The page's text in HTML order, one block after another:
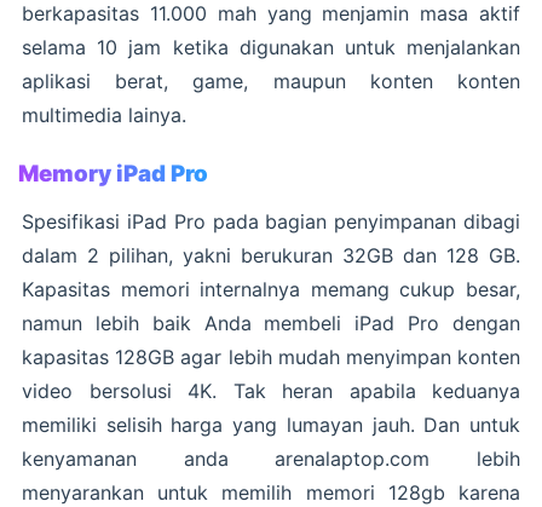
berkapasitas 11.000 mah yang menjamin masa aktif
selama 10 jam ketika digunakan untuk menjalankan
aplikasi berat, game, maupun konten konten
multimedia lainya.
Memory iPad Pro
Spesifikasi iPad Pro pada bagian penyimpanan dibagi
dalam 2 pilihan, yakni berukuran 32GB dan 128 GB.
Kapasitas memori internalnya memang cukup besar,
namun lebih baik Anda membeli iPad Pro dengan
kapasitas 128GB agar lebih mudah menyimpan konten
video bersolusi 4K. Tak heran apabila keduanya
memiliki selisih harga yang lumayan jauh. Dan untuk
kenyamanan anda arenalaptop.com lebih
menyarankan untuk memilih memori 128gb karena